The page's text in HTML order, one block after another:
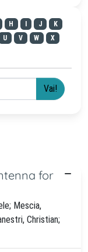
H J
K
U V W
X
for
Mescia,
Christian;